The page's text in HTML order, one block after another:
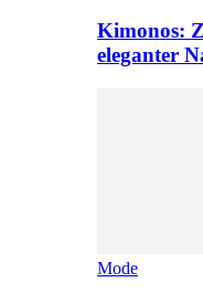
Kimonos:
eleganter
Mode